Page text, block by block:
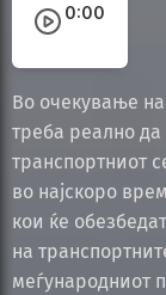
0:00
Во очекување
треба реално
транспортниот
во најскоро
кои ќе
на
меѓународниот